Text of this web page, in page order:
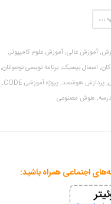
…
آموزش عالی,آموزش علوم کامپیوتر,
اسمال بیسیک,برنامه نویسی نوجوانان,
پردازش هوشمند,پروژه آموزشی CODE,
هوش مصنوعی
اجتماعی همراه باشید: